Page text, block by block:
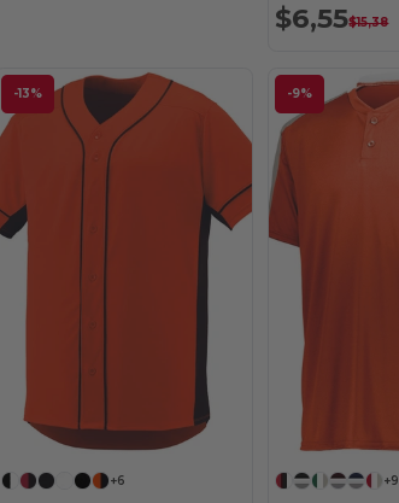
$6,55$15,38
-13%
+6
-9%
+9